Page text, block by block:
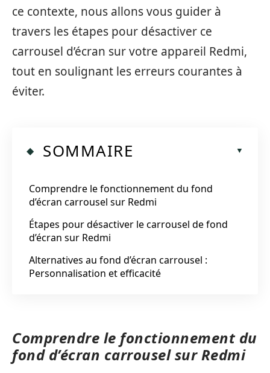
ce contexte, nous allons vous guider à
travers les étapes pour désactiver ce
carrousel d’écran sur votre appareil Redmi,
tout en soulignant les erreurs courantes à
éviter.
SOMMAIRE
Comprendre le fonctionnement du fond
d’écran carrousel sur Redmi
Étapes pour désactiver le carrousel de fond
d’écran sur Redmi
Alternatives au fond d’écran carrousel :
Personnalisation et efficacité
Comprendre le fonctionnement du
fond d’écran carrousel sur Redmi